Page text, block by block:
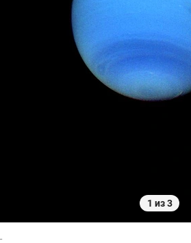
1 из 3